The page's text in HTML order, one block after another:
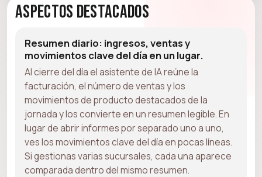
Aspectos destacados
Resumen diario: ingresos, ventas y
movimientos clave del día en un lugar.
Al cierre del día el asistente de IA reúne la
facturación, el número de ventas y los
movimientos de producto destacados de la
jornada y los convierte en un resumen legible. En
lugar de abrir informes por separado uno a uno,
ves los movimientos clave del día en pocas líneas.
Si gestionas varias sucursales, cada una aparece
comparada dentro del mismo resumen.